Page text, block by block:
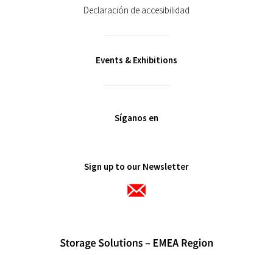
Declaración de accesibilidad
Events & Exhibitions
Síganos en
Sign up to our Newsletter